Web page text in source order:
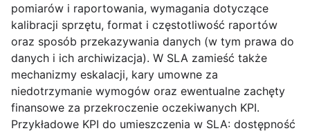
pomiarów i raportowania, wymagania dotyczące
kalibracji sprzętu, format i częstotliwość raportów
oraz sposób przekazywania danych (w tym prawa do
danych i ich archiwizacja). W SLA zamieść także
mechanizmy eskalacji, kary umowne za
niedotrzymanie wymogów oraz ewentualne zachęty
finansowe za przekroczenie oczekiwanych KPI.
Przykładowe KPI do umieszczenia w SLA: dostępność